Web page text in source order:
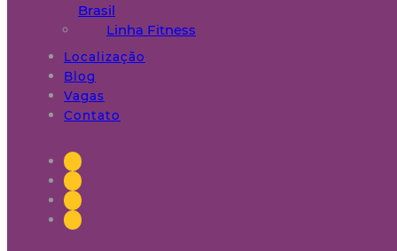
Brasil
Linha Fitness
Localização
Blog
Vagas
Contato